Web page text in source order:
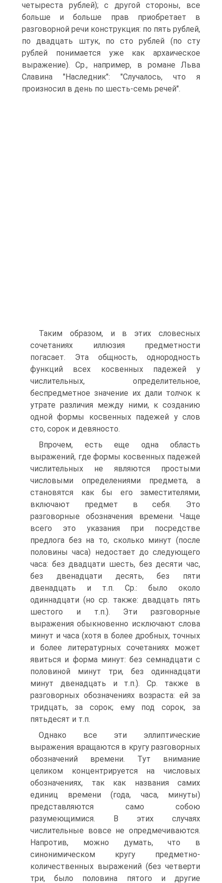
четыреста рублей); с другой стороны, все
больше и больше прав приобретает в
разговорной речи конструкция: по пять рублей,
по двадцать штук, по сто рублей (по сту
рублей понимается уже как архаическое
выражение). Ср., например, в романе Льва
Славина "Наследник": "Случалось, что я
произносил в день по шесть-семь речей".
Таким образом, и в этих словесных
сочетаниях иллюзия предметности
погасает. Эта общность, однородность
функций всех косвенных падежей у
числительных, определительное,
беспредметное значение их дали толчок к
утрате различия между ними, к созданию
одной формы косвенных падежей у слов
сто, сорок и девяносто.
Впрочем, есть еще одна область
выражений, где формы косвенных падежей
числительных не являются простыми
числовыми определениями предмета, а
становятся как бы его заместителями,
включают предмет в себя. Это
разговорные обозначения времени. Чаще
всего это указания при посредстве
предлога без на то, сколько минут (после
половины часа) недостает до следующего
часа: без двадцати шесть, без десяти час,
без двенадцати десять, без пяти
двенадцать и т.п. Ср.: было около
одиннадцати (но ср. также: двадцать пять
шестого и т.п.). Эти разговорные
выражения обыкновенно исключают слова
минут и часа (хотя в более дробных, точных
и более литературных сочетаниях может
явиться и форма минут: без семнадцати с
половиной минут три, без одиннадцати
минут двенадцать и т.п.). Ср. также в
разговорных обозначениях возраста: ей за
тридцать, за сорок; ему под сорок, за
пятьдесят и т.п.
Однако все эти эллиптические
выражения вращаются в кругу разговорных
обозначений времени. Тут внимание
целиком концентрируется на числовых
обозначениях, так как названия самих
единиц времени (года, часа, минуты)
представляются само собою
разумеющимися. В этих случаях
числительные вовсе не опредмечиваются.
Напротив, можно думать, что в
синонимическом кругу предметно-
количественных выражений (без четверти
три, было половина пятого и другие